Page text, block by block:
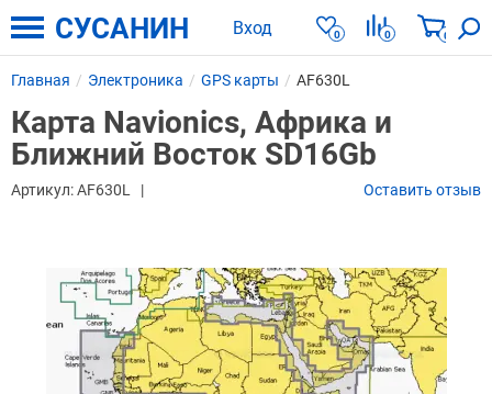
Вход 0 0 0
СУСАНИН
Главная Электроника GPS карты AF630L
Карта Navionics, Африка и
Ближний Восток SD16Gb
Артикул:AF630L Оставить отзыв